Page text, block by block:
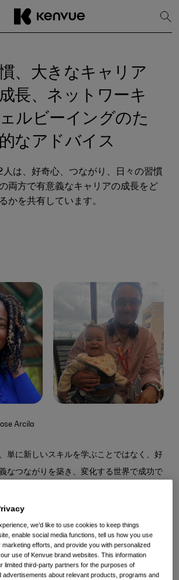
検
索
、大きなキャリア
長、ネットワーキ
ルビーイングのた
なアドバイス
は、好奇心、つながり、日々の習慣
両方で有意義なキャリアの成長をど
かを共有しています。
Arcila
単に新しいスキルを学ぶことではなく、好
なつながりを築き、変化する世界で成功で
シリーズの第1弾では、 Kenvue のチーム
ンビアのボゴタに拠点を置くグローバル調
チームリーダーのJose Arcilaと、ニュー
ットに拠点を置くGlobal Brand Team
we’d like to use cookies to keep things
enable social media functions, tell us how you use
efforts, and provide you with personalized
use of Kenvue brand websites. This information
limited third-party partners for the purposes of
advertisements about relevant products, programs and